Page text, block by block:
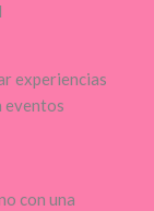
experiencias
eventos
con una